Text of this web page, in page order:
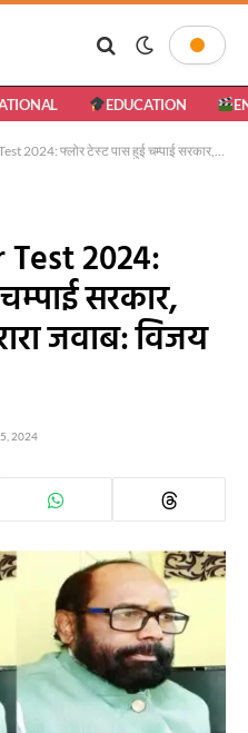
EDUCATION
पास हुई चम्पाई सरकार, भाजपा को मिला करारा जवाब: विजय शंकर नायक
2024:
सरकार,
जवाब: विजय
5, 2024